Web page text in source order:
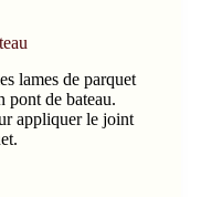
lames de parquet
pont de bateau.
appliquer le joint